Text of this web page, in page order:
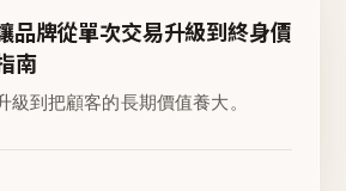
品牌從單次交易升級到終身價
南
級到把顧客的長期價值養大。